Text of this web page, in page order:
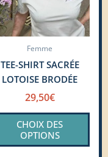
Femme
TEE-SHIRT SACRÉE
LOTOISE BRODÉE
29,50€
CHOIX DES
OPTIONS
Les